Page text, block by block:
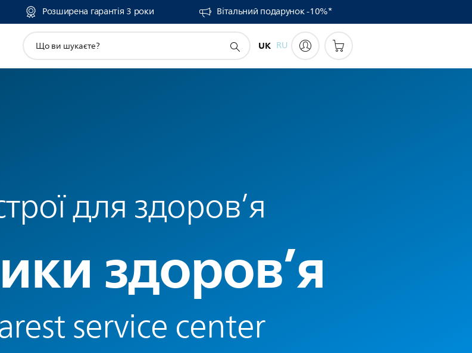
Розширена гарантія 3 роки Вітальний подарунок -10%*
іконок
UK RU
для здоров’я
здоров’я
service center